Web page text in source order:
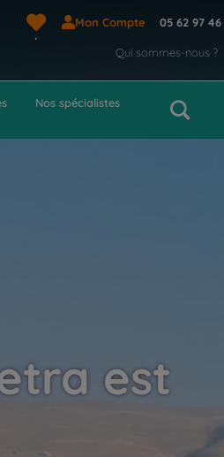
Mon Compte 05 62 97
Qui sommes-nous ?
Nos spécialistes
est